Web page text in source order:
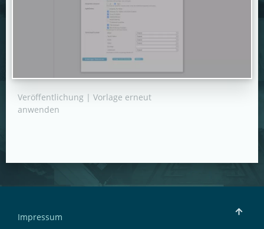
Veröffentlichung | Vorlage erneut
anwenden
Impressum